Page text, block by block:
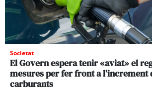
Societat
El Govern espera tenir «aviat» el
mesures per fer front a l’increment
carburants